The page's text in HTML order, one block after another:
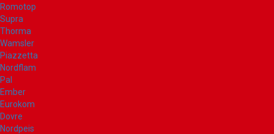
Romotop
Supra
Thorma
Wamsler
Piazzetta
Nordflam
Pal
Ember
Eurokom
Dovre
Nordpeis